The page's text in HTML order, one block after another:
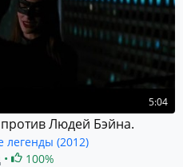
5:04
Людей Бэйна.
(2012)
100%